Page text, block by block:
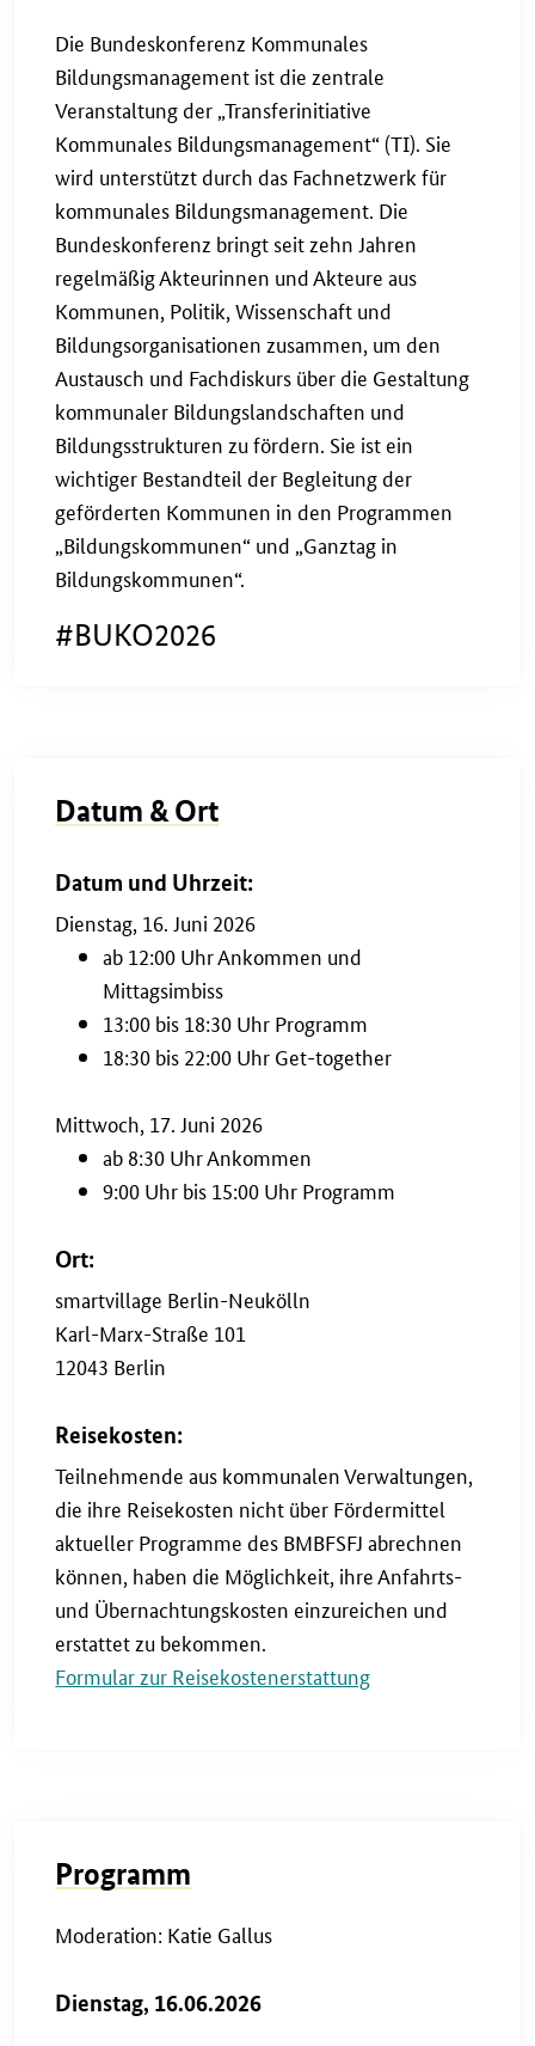
Die Bundeskonferenz Kommunales
Bildungsmanagement ist die zentrale
Veranstaltung der „Transferinitiative
Kommunales Bildungsmanagement“ (TI). Sie
wird unterstützt durch das Fachnetzwerk für
kommunales Bildungsmanagement. Die
Bundeskonferenz bringt seit zehn Jahren
regelmäßig Akteurinnen und Akteure aus
Kommunen, Politik, Wissenschaft und
Bildungsorganisationen zusammen, um den
Austausch und Fachdiskurs über die Gestaltung
kommunaler Bildungslandschaften und
Bildungsstrukturen zu fördern. Sie ist ein
wichtiger Bestandteil der Begleitung der
geförderten Kommunen in den Programmen
„Bildungskommunen“ und „Ganztag in
Bildungskommunen“.
#BUKO2026
Datum & Ort
Datum und Uhrzeit:
Dienstag, 16. Juni 2026
ab 12:00 Uhr Ankommen und
Mittagsimbiss
13:00 bis 18:30 Uhr Programm
18:30 bis 22:00 Uhr Get-together
Mittwoch, 17. Juni 2026
ab 8:30 Uhr Ankommen
9:00 Uhr bis 15:00 Uhr Programm
Ort:
smartvillage Berlin-Neukölln
Karl-Marx-Straße 101
12043 Berlin
Reisekosten:
Teilnehmende aus kommunalen Verwaltungen,
die ihre Reisekosten nicht über Fördermittel
aktueller Programme des BMBFSFJ abrechnen
können, haben die Möglichkeit, ihre Anfahrts-
und Übernachtungskosten einzureichen und
erstattet zu bekommen.
Formular zur Reisekostenerstattung
Programm
Moderation: Katie Gallus
Dienstag, 16.06.2026